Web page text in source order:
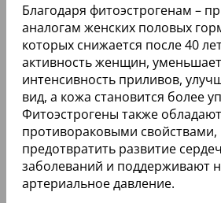
Благодаря фитоэстрогенам –
аналогам женских половых
которых снижается после 40
активность женщин,
интенсивность приливов,
вид, а кожа становится более
Фитоэстрогены также обладают
противораковыми
предотвратить развитие
заболеваний и поддерживают
артериальное давление.